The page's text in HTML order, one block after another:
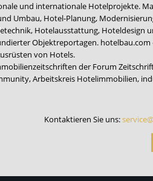
und internationale Hotelprojekte.
Umbau, Hotel-Planung,
Hotelausstattung, Hoteldesign
Objektreportagen. hotelbau.com
von Hotels.
der Forum
,Arbeitskreis Hotelimmobilien,
Kontaktieren Sie uns: